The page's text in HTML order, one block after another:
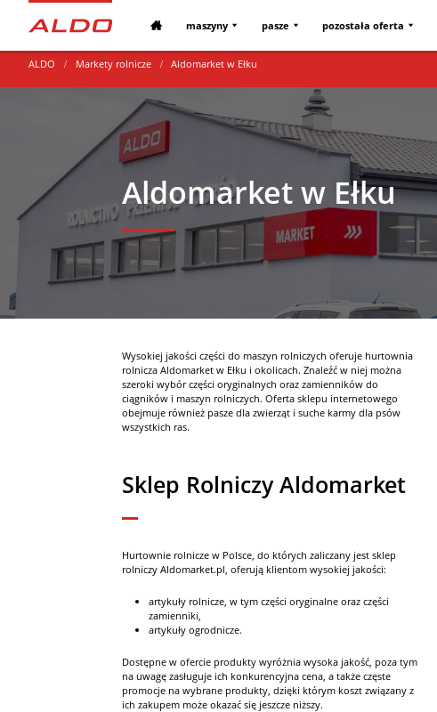
maszyny pasze pozostała oferta
ALDO Markety rolnicze Aldomarket w Ełku
Aldomarket w Ełku
Wysokiej jakości części do maszyn rolniczych oferuje hurtownia
rolnicza Aldomarket w Ełku i okolicach. Znaleźć w niej można
szeroki wybór części oryginalnych oraz zamienników do
ciągników i maszyn rolniczych. Oferta sklepu internetowego
obejmuje również pasze dla zwierząt i suche karmy dla psów
wszystkich ras.
Sklep Rolniczy Aldomarket
Hurtownie rolnicze w Polsce, do których zaliczany jest sklep
rolniczy Aldomarket.pl, oferują klientom wysokiej jakości:
artykuły rolnicze, w tym części oryginalne oraz części
zamienniki,
artykuły ogrodnicze.
Dostępne w ofercie produkty wyróżnia wysoka jakość, poza tym
na uwagę zasługuje ich konkurencyjna cena, a także częste
promocje na wybrane produkty, dzięki którym koszt związany z
ich zakupem może okazać się jeszcze niższy.